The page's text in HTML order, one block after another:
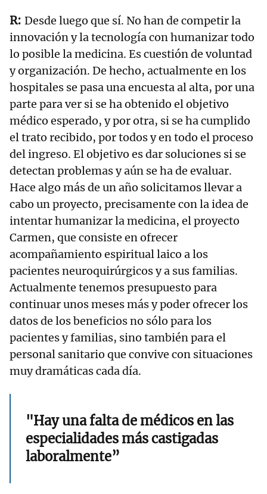
Desde luego que sí. No han de competir la
innovación y la tecnología con humanizar todo
lo posible la medicina. Es cuestión de voluntad
y organización. De hecho, actualmente en los
hospitales se pasa una encuesta al alta, por una
parte para ver si se ha obtenido el objetivo
médico esperado, y por otra, si se ha cumplido
el trato recibido, por todos y en todo el proceso
del ingreso. El objetivo es dar soluciones si se
detectan problemas y aún se ha de evaluar.
Hace algo más de un año solicitamos llevar a
cabo un proyecto, precisamente con la idea de
intentar humanizar la medicina, el proyecto
Carmen, que consiste en ofrecer
acompañamiento espiritual laico a los
pacientes neuroquirúrgicos y a sus familias.
Actualmente tenemos presupuesto para
continuar unos meses más y poder ofrecer los
datos de los beneficios no sólo para los
pacientes y familias, sino también para el
personal sanitario que convive con situaciones
muy dramáticas cada día.
"Hay una falta de médicos en las
especialidades más castigadas
laboralmente”